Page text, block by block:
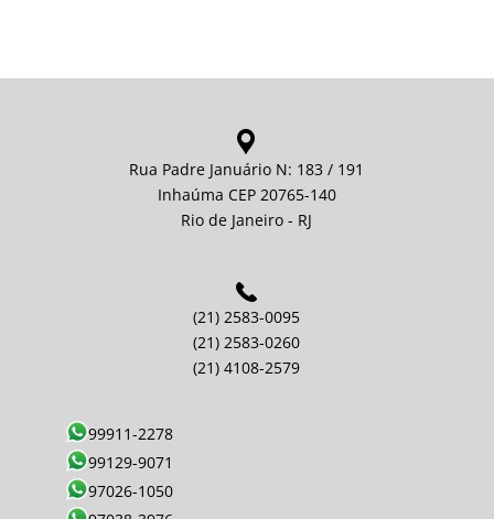
Rua Padre Januário N: 183 / 191
Inhaúma CEP 20765-140
Rio de Janeiro - RJ
(21) 2583-0095
(21) 2583-0260
(21) 4108-2579
99911-2278
99129-9071
97026-1050